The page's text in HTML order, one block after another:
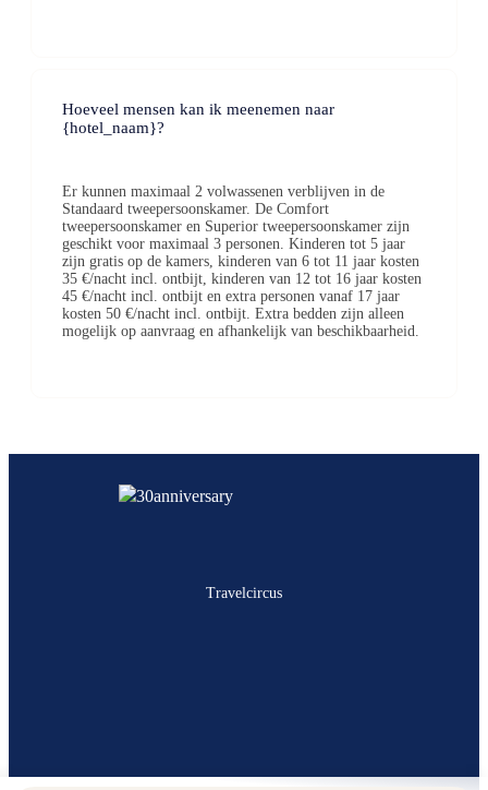
Hoeveel mensen kan ik meenemen naar
{hotel_naam}?
Er kunnen maximaal 2 volwassenen verblijven in de
Standaard tweepersoonskamer. De Comfort
tweepersoonskamer en Superior tweepersoonskamer zijn
geschikt voor maximaal 3 personen. Kinderen tot 5 jaar
zijn gratis op de kamers, kinderen van 6 tot 11 jaar kosten
35 €/nacht incl. ontbijt, kinderen van 12 tot 16 jaar kosten
45 €/nacht incl. ontbijt en extra personen vanaf 17 jaar
kosten 50 €/nacht incl. ontbijt. Extra bedden zijn alleen
mogelijk op aanvraag en afhankelijk van beschikbaarheid.
Travelcircus